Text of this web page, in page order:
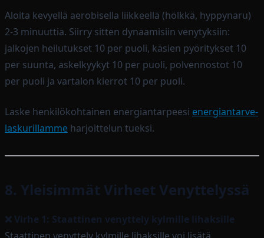
Aloita kevyellä aerobisella liikkeellä (hölkkä, hyppynaru)
2-3 minuuttia. Siirry sitten dynaamisiin venytyksiin:
jalkojen heilutukset 10 per puoli, käsien pyöritykset 10
per suunta, askelkyykyt 10 per puoli, polvennostot 10
per puoli ja vartalon kierrot 10 per puoli.
Laske henkilökohtainen energiantarpeesi energiantarve-
laskurillamme harjoittelun tueksi.
8. Yleisimmät Virheet Venyttelyssä
❌ Virhe 1: Staattinen venyttely kylmille lihaksille